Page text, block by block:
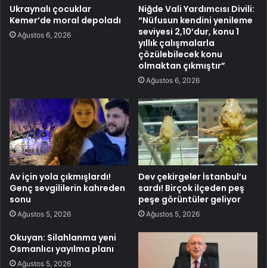
Ukraynalı çocuklar
Kemer’de moral depoladı
Ağustos 6, 2026
Niğde Vali Yardımcısı Divili:
“Nüfusun kendini yenileme
seviyesi 2,10’dur, konu 1
yıllık çalışmalarla
çözülebilecek konu
olmaktan çıkmıştır”
Ağustos 6, 2026
Av için yola çıkmışlardı!
Genç sevgililerin kahreden
sonu
Ağustos 5, 2026
Dev çekirgeler İstanbul’u
sardı! Birçok ilçeden peş
peşe görüntüler geliyor
Ağustos 5, 2026
Okuyan: Silahlanma yeni
Osmanlıcı yayılma planı
Ağustos 5, 2026